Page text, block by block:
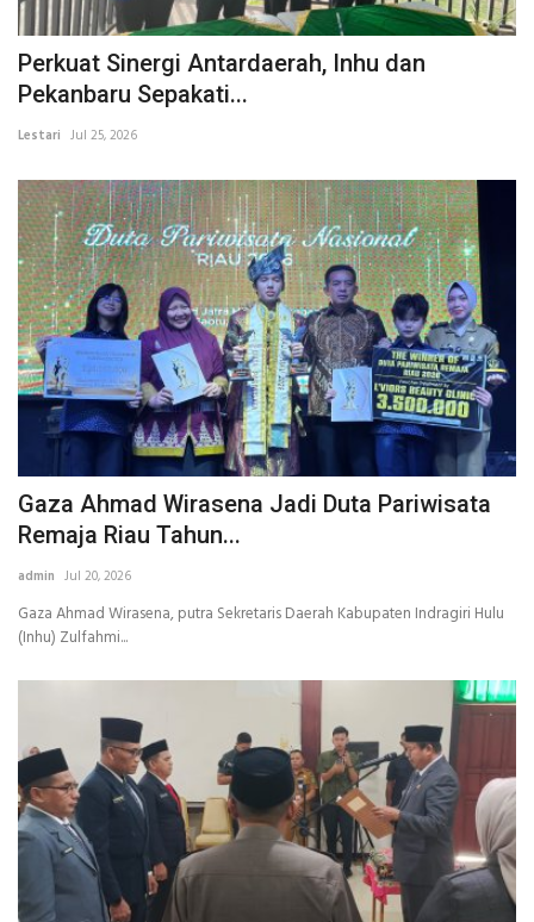
Perkuat Sinergi Antardaerah, Inhu dan
Pekanbaru Sepakati...
Lestari Jul 25, 2026
Gaza Ahmad Wirasena Jadi Duta Pariwisata
Remaja Riau Tahun...
admin Jul 20, 2026
Gaza Ahmad Wirasena, putra Sekretaris Daerah Kabupaten Indragiri Hulu
(Inhu) Zulfahmi...